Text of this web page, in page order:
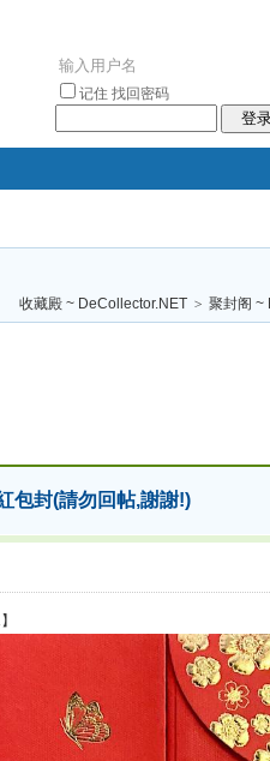
记住 找回密码
登
褔
袠袠袥眩褦
收藏殿 ~ DeCollector.NET > 聚封阁 ~
包封(請勿回帖,謝謝!)